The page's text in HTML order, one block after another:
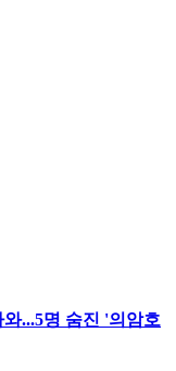
...5명 숨진 '의암호